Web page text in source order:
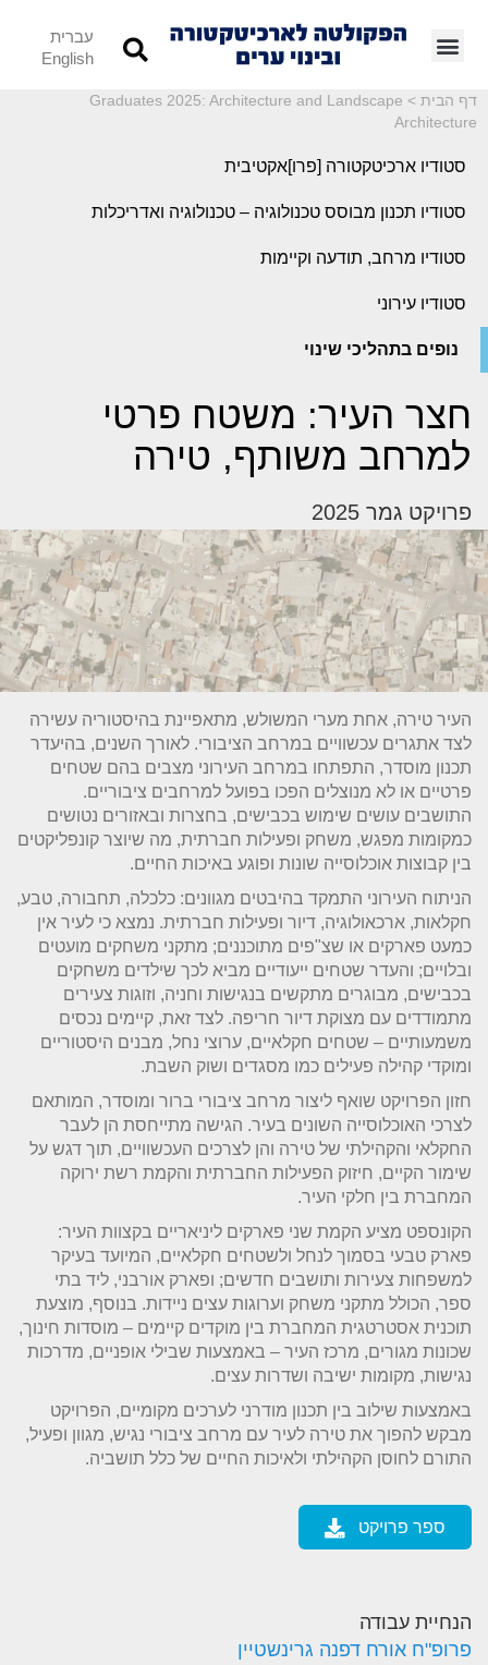
עברית
English
דף הבית >
Graduates 2025: Architecture and Landscape
Architecture
סטודיו ארכיטקטורה [פרו]אקטיבית
סטודיו תכנון מבוסס טכנולוגיה – טכנולוגיה ואדריכלות
סטודיו מרחב, תודעה וקיימות
סטודיו עירוני
נופים בתהליכי שינוי
חצר העיר: משטח פרטי
למרחב משותף, טירה
פרויקט גמר 2025
העיר טירה, אחת מערי המשולש, מתאפיינת בהיסטוריה עשירה
לצד אתגרים עכשוויים במרחב הציבורי. לאורך השנים, בהיעדר
תכנון מוסדר, התפתחו במרחב העירוני מצבים בהם שטחים
פרטיים או לא מנוצלים הפכו בפועל למרחבים ציבוריים.
התושבים עושים שימוש בכבישים, בחצרות ובאזורים נטושים
כמקומות מפגש, משחק ופעילות חברתית, מה שיוצר קונפליקטים
בין קבוצות אוכלוסייה שונות ופוגע באיכות החיים.
הניתוח העירוני התמקד בהיבטים מגוונים: כלכלה, תחבורה, טבע,
חקלאות, ארכאולוגיה, דיור ופעילות חברתית. נמצא כי לעיר אין
כמעט פארקים או שצ"פים מתוכננים; מתקני משחקים מועטים
ובלויים; והעדר שטחים ייעודיים מביא לכך שילדים משחקים
בכבישים, מבוגרים מתקשים בנגישות וחניה, וזוגות צעירים
מתמודדים עם מצוקת דיור חריפה. לצד זאת, קיימים נכסים
משמעותיים – שטחים חקלאיים, ערוצי נחל, מבנים היסטוריים
ומוקדי קהילה פעילים כמו מסגדים ושוק השבת.
חזון הפרויקט שואף ליצור מרחב ציבורי ברור ומוסדר, המותאם
לצרכי האוכלוסייה השונים בעיר. הגישה מתייחסת הן לעבר
החקלאי והקהילתי של טירה והן לצרכים העכשוויים, תוך דגש על
שימור הקיים, חיזוק הפעילות החברתית והקמת רשת ירוקה
המחברת בין חלקי העיר.
הקונספט מציע הקמת שני פארקים ליניאריים בקצוות העיר:
פארק טבעי בסמוך לנחל ולשטחים חקלאיים, המיועד בעיקר
למשפחות צעירות ותושבים חדשים; ופארק אורבני, ליד בתי
ספר, הכולל מתקני משחק וערוגות עצים ניידות. בנוסף, מוצעת
תוכנית אסטרטגית המחברת בין מוקדים קיימים – מוסדות חינוך,
שכונות מגורים, מרכז העיר – באמצעות שבילי אופניים, מדרכות
נגישות, מקומות ישיבה ושדרות עצים.
באמצעות שילוב בין תכנון מודרני לערכים מקומיים, הפרויקט
מבקש להפוך את טירה לעיר עם מרחב ציבורי נגיש, מגוון ופעיל,
התורם לחוסן הקהילתי ולאיכות החיים של כלל תושביה.
ספר פרויקט
הנחיית עבודה
פרופ"ח אורח דפנה גרינשטיין